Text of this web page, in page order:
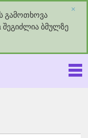
გამოთხოვა
შეგიძლია ბმულზე
×